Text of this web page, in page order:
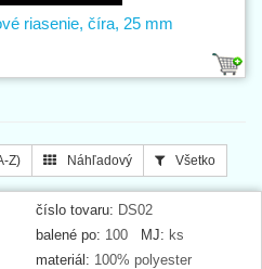
riasenie, číra, 25 mm
Z) Náhľadový Všetko
číslo tovaru: DS02
balené po: 100 MJ: ks
materiál: 100% polyester